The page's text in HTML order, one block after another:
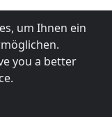
um Ihnen ein
you a better